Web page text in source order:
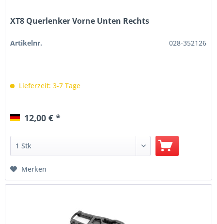
XT8 Querlenker Vorne Unten Rechts
Artikelnr. 028-352126
Lieferzeit: 3-7 Tage
12,00 € *
Merken